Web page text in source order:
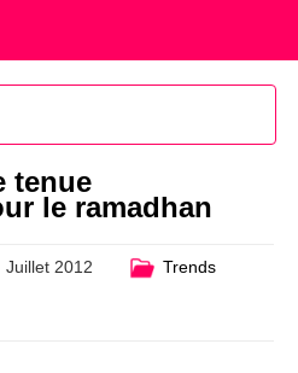
tenue
le ramadhan
Juillet 2012 Trends